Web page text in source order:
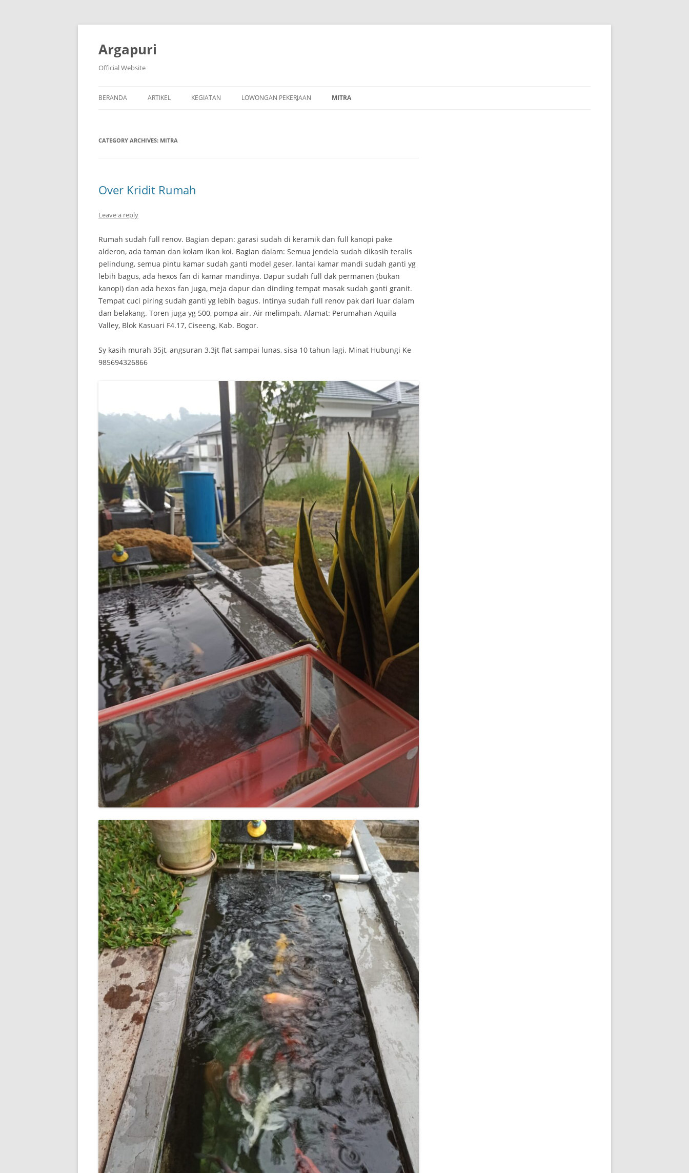
Argapuri
Official Website
to
BERANDA ARTIKEL KEGIATAN LOWONGAN PEKERJAAN MITRA
CATEGORY ARCHIVES: MITRA
Over Kridit Rumah
Leave a reply
Rumah sudah full renov. Bagian depan: garasi sudah di keramik dan full kanopi pake
alderon, ada taman dan kolam ikan koi. Bagian dalam: Semua jendela sudah dikasih teralis
pelindung, semua pintu kamar sudah ganti model geser, lantai kamar mandi sudah ganti yg
lebih bagus, ada hexos fan di kamar mandinya. Dapur sudah full dak permanen (bukan
kanopi) dan ada hexos fan juga, meja dapur dan dinding tempat masak sudah ganti granit.
Tempat cuci piring sudah ganti yg lebih bagus. Intinya sudah full renov pak dari luar dalam
dan belakang. Toren juga yg 500, pompa air. Air melimpah. Alamat: Perumahan Aquila
Valley, Blok Kasuari F4.17, Ciseeng, Kab. Bogor.
Sy kasih murah 35jt, angsuran 3.3jt flat sampai lunas, sisa 10 tahun lagi. Minat Hubungi Ke
985694326866